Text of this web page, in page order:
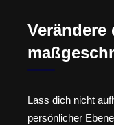
Lass dich nicht
persönlicher